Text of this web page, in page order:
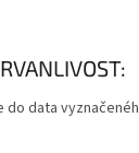
data